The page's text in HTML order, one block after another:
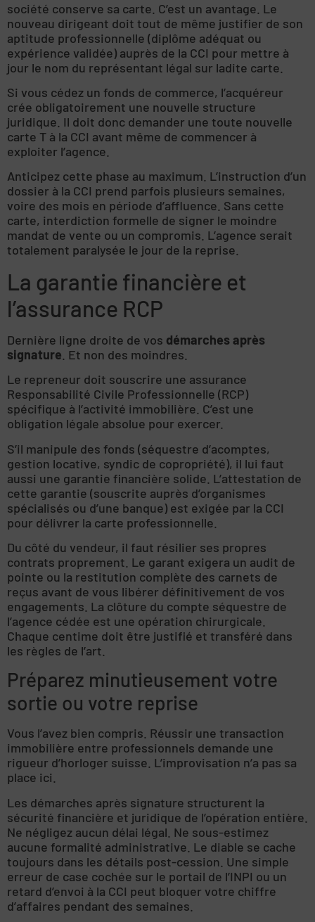
société conserve sa carte. C’est un avantage. Le
nouveau dirigeant doit tout de même justifier de son
aptitude professionnelle (diplôme adéquat ou
expérience validée) auprès de la CCI pour mettre à
jour le nom du représentant légal sur ladite carte.
Si vous cédez un fonds de commerce, l’acquéreur
crée obligatoirement une nouvelle structure
juridique. Il doit donc demander une toute nouvelle
carte T à la CCI avant même de commencer à
exploiter l’agence.
Anticipez cette phase au maximum. L’instruction d’un
dossier à la CCI prend parfois plusieurs semaines,
voire des mois en période d’affluence. Sans cette
carte, interdiction formelle de signer le moindre
mandat de vente ou un compromis. L’agence serait
totalement paralysée le jour de la reprise.
La garantie financière et
l’assurance RCP
Dernière ligne droite de vos démarches après
signature . Et non des moindres.
Le repreneur doit souscrire une assurance
Responsabilité Civile Professionnelle (RCP)
spécifique à l’activité immobilière. C’est une
obligation légale absolue pour exercer.
S’il manipule des fonds (séquestre d’acomptes,
gestion locative, syndic de copropriété), il lui faut
aussi une garantie financière solide. L’attestation de
cette garantie (souscrite auprès d’organismes
spécialisés ou d’une banque) est exigée par la CCI
pour délivrer la carte professionnelle.
Du côté du vendeur, il faut résilier ses propres
contrats proprement. Le garant exigera un audit de
pointe ou la restitution complète des carnets de
reçus avant de vous libérer définitivement de vos
engagements. La clôture du compte séquestre de
l’agence cédée est une opération chirurgicale.
Chaque centime doit être justifié et transféré dans
les règles de l’art.
Préparez minutieusement votre
sortie ou votre reprise
Vous l’avez bien compris. Réussir une transaction
immobilière entre professionnels demande une
rigueur d’horloger suisse. L’improvisation n’a pas sa
place ici.
Les démarches après signature structurent la
sécurité financière et juridique de l’opération entière.
Ne négligez aucun délai légal. Ne sous-estimez
aucune formalité administrative. Le diable se cache
toujours dans les détails post-cession. Une simple
erreur de case cochée sur le portail de l’INPI ou un
retard d’envoi à la CCI peut bloquer votre chiffre
d’affaires pendant des semaines.